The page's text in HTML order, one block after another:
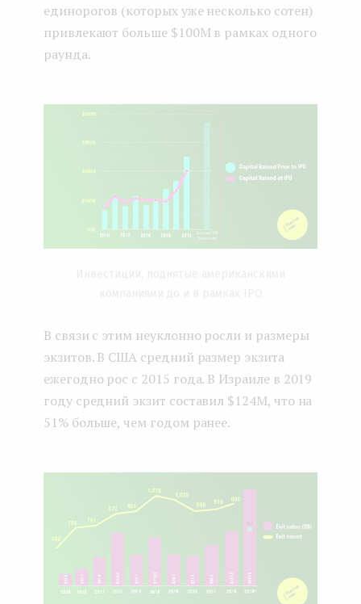
единорогов (которых уже несколько сотен)
привлекают больше $100M в рамках одного
раунда.
В связи с этим неуклонно росли и размеры
экзитов. В США средний размер экзита
ежегодно рос с 2015 года. В Израиле в 2019
году средний экзит составил $124M, что на
51% больше, чем годом ранее.